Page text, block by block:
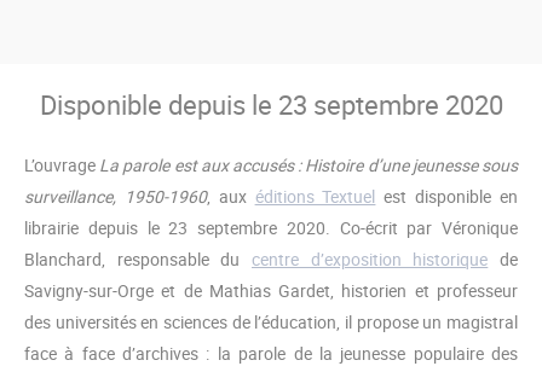
Disponible depuis le 23 septembre 2020
L’ouvrage La parole est aux accusés : Histoire d’une jeunesse sous
surveillance, 1950-1960, aux éditions Textuel est disponible en
librairie depuis le 23 septembre 2020. Co-écrit par Véronique
Blanchard, responsable du centre d’exposition historique de
Savigny-sur-Orge et de Mathias Gardet, historien et professeur
des universités en sciences de l’éducation, il propose un magistral
face à face d’archives : la parole de la jeunesse populaire des